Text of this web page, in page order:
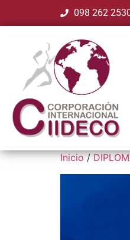
098 262
Inicio/